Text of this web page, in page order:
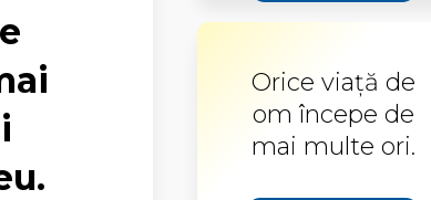
Orice viață de
om începe de
mai multe ori.